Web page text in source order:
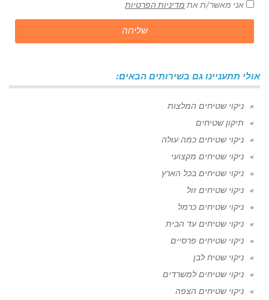
אני מאשר/ת את מדיניות הפרטיות
שליחה
אולי תתעניינו גם בשירותים הבאים:
ניקוי שטיחים המלצות
תיקון שטיחים
ניקוי שטיחים כמה עולה
ניקוי שטיחים מקצועי
ניקוי שטיחים בכל הארץ
ניקוי שטיחים זול
ניקוי שטיחים כרמל
ניקוי שטיחים עד הבית
ניקוי שטיחים פרסיים
ניקוי שטיח לבן
ניקוי שטיחים למשרדים
ניקוי שטיחים הצפה